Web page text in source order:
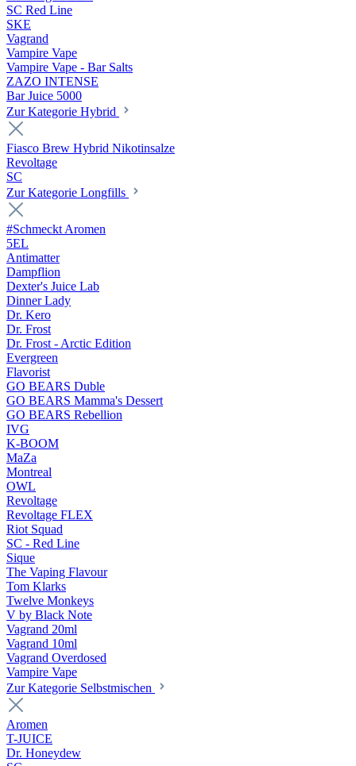
SC Red Line
SKE
Vagrand
Vampire Vape
Vampire Vape - Bar Salts
ZAZO INTENSE
Bar Juice 5000
Zur Kategorie Hybrid
Fiasco Brew Hybrid Nikotinsalze
Revoltage
SC
Zur Kategorie Longfills
#Schmeckt Aromen
5EL
Antimatter
Dampflion
Dexter's Juice Lab
Dinner Lady
Dr. Kero
Dr. Frost
Dr. Frost - Arctic Edition
Evergreen
Flavorist
GO BEARS Duble
GO BEARS Mamma's Dessert
GO BEARS Rebellion
IVG
K-BOOM
MaZa
Montreal
OWL
Revoltage
Revoltage FLEX
Riot Squad
SC - Red Line
Sique
The Vaping Flavour
Tom Klarks
Twelve Monkeys
V by Black Note
Vagrand 20ml
Vagrand 10ml
Vagrand Overdosed
Vampire Vape
Zur Kategorie Selbstmischen
Aromen
T-JUICE
Dr. Honeydew